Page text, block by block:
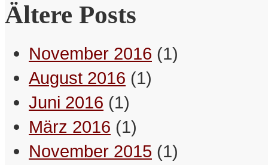
– Maximus
Ältere Posts
November 2016 (1)
August 2016 (1)
Juni 2016 (1)
März 2016 (1)
November 2015 (1)